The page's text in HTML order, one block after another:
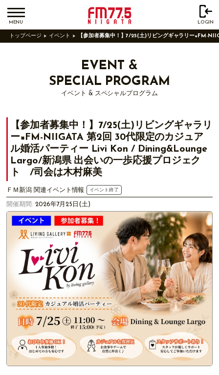
MENU LOGIN
トップページ イベント 【参加者募集中！】7/25(土)リビングギャラリー×FM-
EVENT &
SPECIAL PROGRAM
イベント & スペシャルプログラム
【参加者募集中！】7/25(土)リビングギャラリ
ー×FM-NIIGATA 第2回 30代限定のカジュア
ル婚活パーティー Livi Kon / Dining&Lounge
Largo/新潟県 出会いの一歩応援プロジェク
ト /司会は木村麻美
ＦＭ新潟 関連イベント情報 イベント終了
開催期間: 2026年7月25日(土)